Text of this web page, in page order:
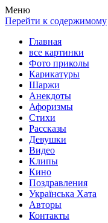
Весела хата —
клипы!
Покажем всем ваши
рассказы, видео и песни!
Меню
Перейти к содержимому
Главная
все картинки
Фото приколы
Карикатуры
Шаржи
Анекдоты
Афоризмы
Стихи
Рассказы
Девушки
Видео
Клипы
Кино
Поздравления
Українська Хата
Авторы
Контакты